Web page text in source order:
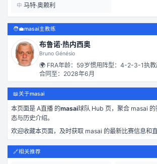
中 马特·奥赖利
🧑‍💼masai主教练
布鲁诺·热内西奥
Bruno Génésio
🌍 FRA年龄： 59岁惯用阵型： 4-2-3-1执教
合同至： 2028年6月
📖关于masai
本页面是 A直播 的masai球队 Hub 页，聚合 masai
态与历史介绍。
欢迎收藏本页面，及时获取 masai 的最新比赛信息和
🔗相关推荐